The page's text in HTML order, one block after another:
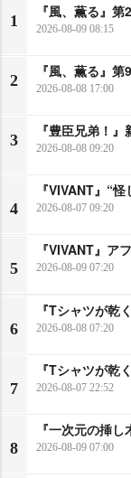
1
『風、薫る』第
2026-08-09 08:15
2
『風、薫る』第
2026-08-08 17:00
3
『豊臣兄弟！
2026-08-08 09:20
4
『VIVANT』“
2026-08-07 09:20
5
『VIVANT』ア
2026-08-09 07:20
6
『Tシャツが乾
2026-08-08 07:20
7
『Tシャツが乾
2026-08-07 22:52
8
『一次元の挿
2026-08-09 07:00